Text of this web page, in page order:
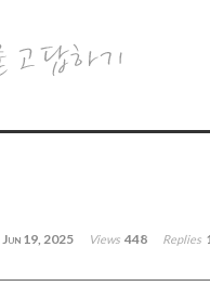
Jun 19, 2025 Views 448 Replies 1